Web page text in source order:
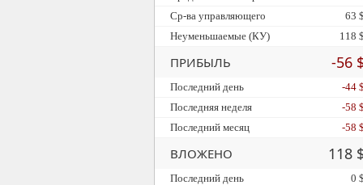
Ср-ва управляющего
63 $
Неуменьшаемые (КУ)
118 $
ПРИБЫЛЬ -56
Последний день
-44 $
Последняя неделя
-58 $
Последний месяц
-58 $
ВЛОЖЕНО 118
Последний день
0 $